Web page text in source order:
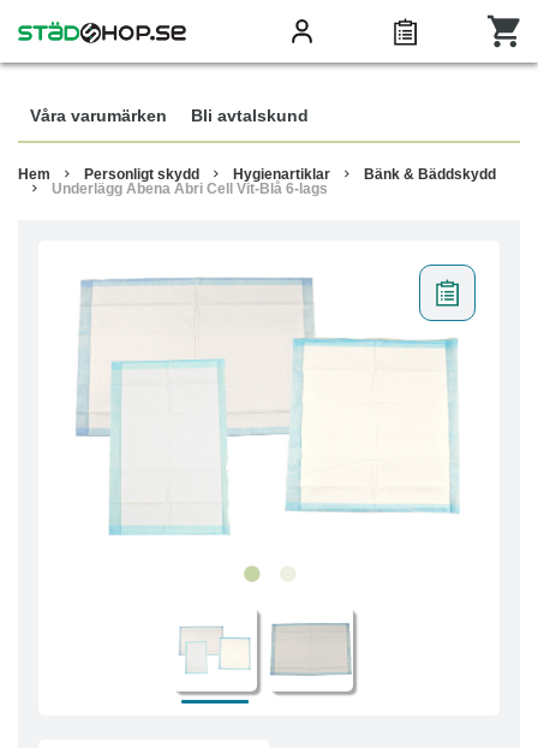
Våra varumärken Bli avtalskund
Hem Personligt skydd Hygienartiklar
Bänk & Bäddskydd
Underlägg Abena Abri Cell Vit-Blå 6-lags